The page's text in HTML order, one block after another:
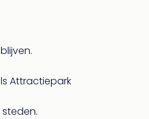
Attractiepark